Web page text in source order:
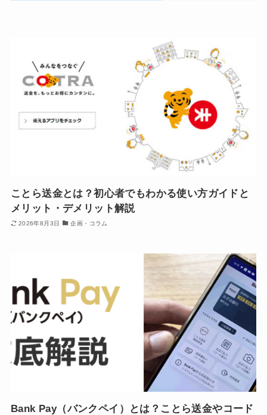
ことら送金とは？初心者でもわかる使い方ガイドと
メリット・デメリット解説
2026年8月3日 企画・コラム
Bank Pay（バンクペイ）とは？ことら送金やコード